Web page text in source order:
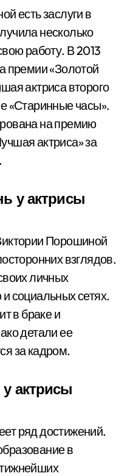
есть заслуги в
несколько
работу. В 2013
премии «Золотой
актриса второго
«Старинные часы».
на премию
актриса» за
у актрисы
Порошиной
взглядов.
личных
социальных сетях.
в браке и
детали ее
за кадром.
актрисы
ряд достижений.
в